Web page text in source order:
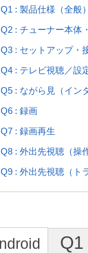
Q1 : 製品仕様（全般）
Q2 : チューナー本体
Q3 : セットアップ・
Q4 : テレビ視聴／設
Q5 : ながら見（イン
Q6 : 録画
Q7 : 録画再生
Q8 : 外出先視聴（操
Q9 : 外出先視聴（ト
Q1